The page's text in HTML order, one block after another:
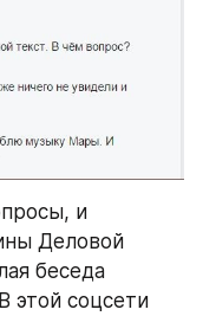
и
Деловой
беседа
этой соцсети